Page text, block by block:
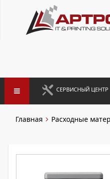
СЕРВИСНЫЙ ЦЕНТР
Главная Расходные